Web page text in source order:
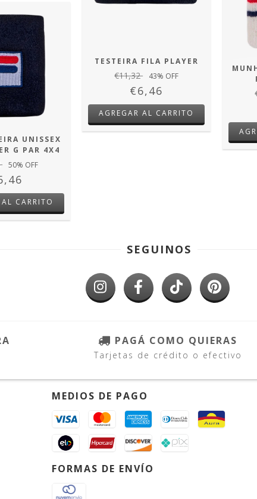
UNISSEX
G PAR 4X4
50% OFF
CARRITO
TESTEIRA FILA PLAYER
€11,32 43% OFF
€6,46
AGREGAR AL CARRITO
SEGUINOS
PAGÁ COMO QUIERAS
Tarjetas de crédito o efectivo
MEDIOS DE PAGO
FORMAS DE ENVÍO